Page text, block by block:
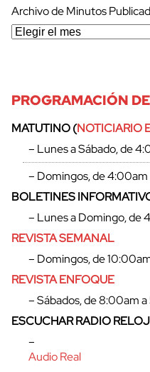
Archivo de Minutos
PROGRAMACIÓN
MATUTINO (NOTICIARIO
– Lunes a Sábado, de
– Domingos, de 4:00am
BOLETINES
– Lunes a Domingo, de
REVISTA SEMANAL
– Domingos, de
REVISTA ENFOQUE
– Sábados, de 8:00am
ESCUCHAR RADIO
–
Audio Real